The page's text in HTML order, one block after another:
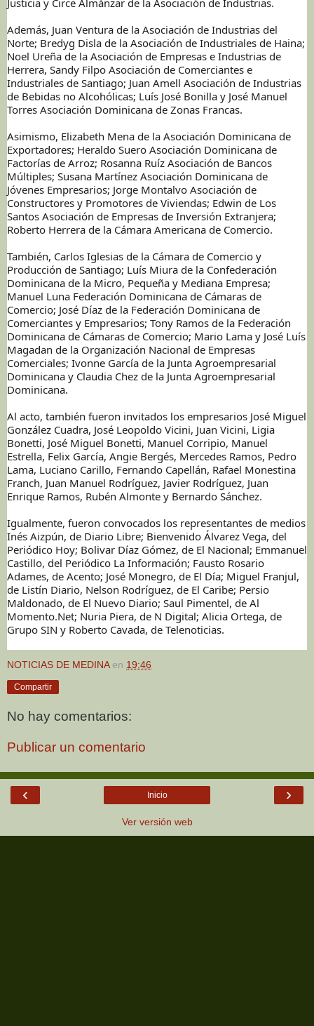
Además, Juan Ventura de la Asociación de Industrias del
Norte; Bredyg Disla de la Asociación de Industriales de Haina;
Noel Ureña de la Asociación de Empresas e Industrias de
Herrera, Sandy Filpo Asociación de Comerciantes e
Industriales de Santiago; Juan Amell Asociación de Industrias
de Bebidas no Alcohólicas; Luís José Bonilla y José Manuel
Torres Asociación Dominicana de Zonas Francas.
Asimismo, Elizabeth Mena de la Asociación Dominicana de
Exportadores; Heraldo Suero Asociación Dominicana de
Factorías de Arroz; Rosanna Ruíz Asociación de Bancos
Múltiples; Susana Martínez Asociación Dominicana de
Jóvenes Empresarios; Jorge Montalvo Asociación de
Constructores y Promotores de Viviendas; Edwin de Los
Santos Asociación de Empresas de Inversión Extranjera;
Roberto Herrera de la Cámara Americana de Comercio.
También, Carlos Iglesias de la Cámara de Comercio y
Producción de Santiago; Luís Miura de la Confederación
Dominicana de la Micro, Pequeña y Mediana Empresa;
Manuel Luna Federación Dominicana de Cámaras de
Comercio; José Díaz de la Federación Dominicana de
Comerciantes y Empresarios; Tony Ramos de la Federación
Dominicana de Cámaras de Comercio; Mario Lama y José Luís
Magadan de la Organización Nacional de Empresas
Comerciales; Ivonne García de la Junta Agroempresarial
Dominicana y Claudia Chez de la Junta Agroempresarial
Dominicana.
Al acto, también fueron invitados los empresarios José Miguel
González Cuadra, José Leopoldo Vicini, Juan Vicini, Ligia
Bonetti, José Miguel Bonetti, Manuel Corripio, Manuel
Estrella, Felix García, Angie Bergés, Mercedes Ramos, Pedro
Lama, Luciano Carillo, Fernando Capellán, Rafael Monestina
Franch, Juan Manuel Rodríguez, Javier Rodríguez, Juan
Enrique Ramos, Rubén Almonte y Bernardo Sánchez.
Igualmente, fueron convocados los representantes de medios
Inés Aizpún, de Diario Libre; Bienvenido Álvarez Vega, del
Periódico Hoy; Bolivar Díaz Gómez, de El Nacional; Emmanuel
Castillo, del Periódico La Información; Fausto Rosario
Adames, de Acento; José Monegro, de El Día; Miguel Franjul,
de Listín Diario, Nelson Rodríguez, de El Caribe; Persio
Maldonado, de El Nuevo Diario; Saul Pimentel, de Al
Momento.Net; Nuria Piera, de N Digital; Alicia Ortega, de
Grupo SIN y Roberto Cavada, de Telenoticias.
NOTICIAS DE MEDINA en 19:46
Compartir
No hay comentarios:
Publicar un comentario
‹ ›
Inicio
Ver versión web